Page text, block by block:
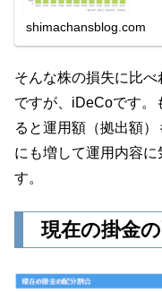
shimachansblog.com
そんな株の損失に比
ですが、iDeCoです。
ると運用額（拠出額
にも増して運用内容
す。
現在の掛金